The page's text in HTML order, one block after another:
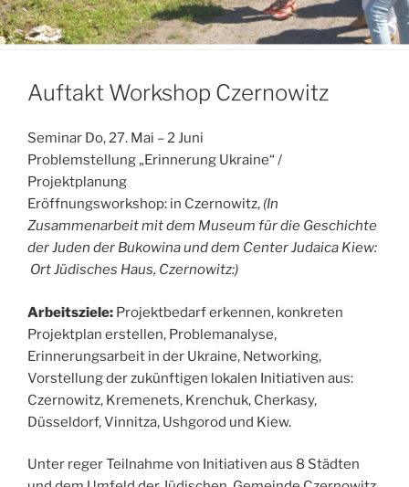
Auftakt Workshop Czernowitz
Seminar Do, 27. Mai – 2 Juni
Problemstellung „Erinnerung Ukraine“ /
Projektplanung
Eröffnungsworkshop: in Czernowitz, (In
Zusammenarbeit mit dem Museum für die Geschichte
der Juden der Bukowina und dem Center Judaica Kiew:
Ort Jüdisches Haus, Czernowitz:)
Arbeitsziele: Projektbedarf erkennen, konkreten
Projektplan erstellen, Problemanalyse,
Erinnerungsarbeit in der Ukraine, Networking,
Vorstellung der zukünftigen lokalen Initiativen aus:
Czernowitz, Kremenets, Krenchuk, Cherkasy,
Düsseldorf, Vinnitza, Ushgorod und Kiew.
Unter reger Teilnahme von Initiativen aus 8 Städten